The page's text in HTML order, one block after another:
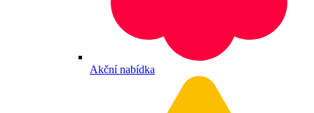
Akční nabídka